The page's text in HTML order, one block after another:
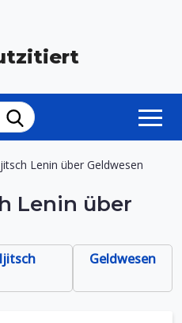
Lenin über Geldwesen
Lenin über
Geldwesen